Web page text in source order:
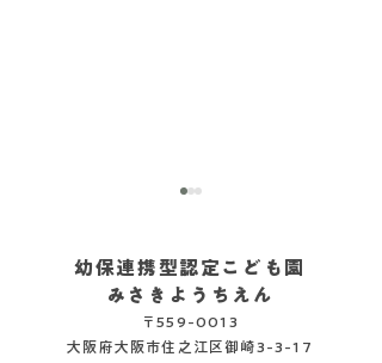
2026.08.05
幼保連携型認定こども園
みさきようちえん
〒559-0013
大阪府大阪市住之江区御崎3-3-17